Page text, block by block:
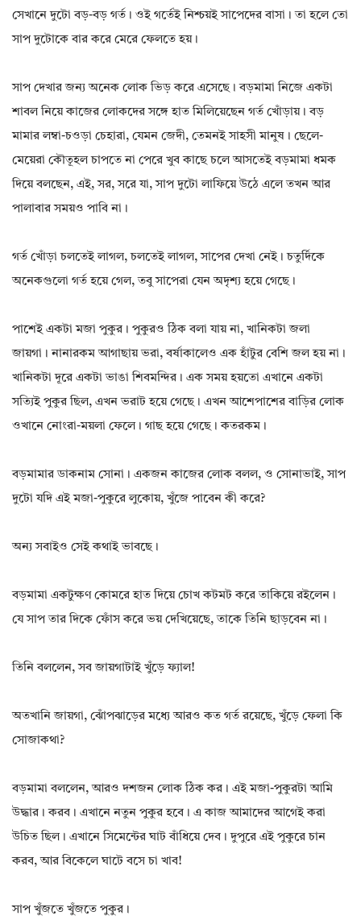
সেখানে দুটো বড়-বড় গর্ত। ওই গর্তেই নিশ্চয়ই সাপেদের বাসা। তা হলে তো
সাপ দুটোকে বার করে মেরে ফেলতে হয়।
সাপ দেখার জন্য অনেক লোক ভিড় করে এসেছে। বড়মামা নিজে একটা
শাবল নিয়ে কাজের লোকদের সঙ্গে হাত মিলিয়েছেন গর্ত খোঁড়ায়। বড়
মামার লম্বা-চওড়া চেহারা, যেমন জেদী, তেমনই সাহসী মানুষ। ছেলে-
মেয়েরা কৌতূহল চাপতে না পেরে খুব কাছে চলে আসতেই বড়মামা ধমক
দিয়ে বলছেন, এই, সর, সরে যা, সাপ দুটো লাফিয়ে উঠে এলে তখন আর
পালাবার সময়ও পাবি না।
গর্ত খোঁড়া চলতেই লাগল, চলতেই লাগল, সাপের দেখা নেই। চতুর্দিকে
অনেকগুলো গর্ত হয়ে গেল, তবু সাপেরা যেন অদৃশ্য হয়ে গেছে।
পাশেই একটা মজা পুকুর। পুকুরও ঠিক বলা যায় না, খানিকটা জলা
জায়গা। নানারকম আগাছায় ভরা, বর্ষাকালেও এক হাঁটুর বেশি জল হয় না।
খানিকটা দূরে একটা ভাঙা শিবমন্দির। এক সময় হয়তো এখানে একটা
সত্যিই পুকুর ছিল, এখন ভরাট হয়ে গেছে। এখন আশেপাশের বাড়ির লোক
ওখানে নোংরা-ময়লা ফেলে। গাছ হয়ে গেছে। কতরকম।
বড়মামার ডাকনাম সোনা। একজন কাজের লোক বলল, ও সোনাভাই, সাপ
দুটো যদি এই মজা-পুকুরে লুকোয়, খুঁজে পাবেন কী করে?
অন্য সবাইও সেই কথাই ভাবছে।
বড়মামা একটুক্ষণ কোমরে হাত দিয়ে চোখ কটমট করে তাকিয়ে রইলেন।
যে সাপ তার দিকে ফোঁস করে ভয় দেখিয়েছে, তাকে তিনি ছাড়বেন না।
তিনি বললেন, সব জায়গাটাই খুঁড়ে ফ্যাল!
অতখানি জায়গা, ঝোঁপঝাড়ের মধ্যে আরও কত গর্ত রয়েছে, খুঁড়ে ফেলা কি
সোজাকথা?
বড়মামা বললেন, আরও দশজন লোক ঠিক কর। এই মজা-পুকুরটা আমি
উদ্ধার। করব। এখানে নতুন পুকুর হবে। এ কাজ আমাদের আগেই করা
উচিত ছিল। এখানে সিমেন্টের ঘাট বাঁধিয়ে দেব। দুপুরে এই পুকুরে চান
করব, আর বিকেলে ঘাটে বসে চা খাব!
সাপ খুঁজতে খুঁজতে পুকুর।